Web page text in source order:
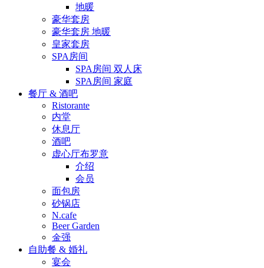
地暖
豪华套房
豪华套房 地暖
皇家套房
SPA房间
SPA房间 双人床
SPA房间 家庭
餐厅 & 酒吧
Ristorante
内堂
休息厅
酒吧
虚心厅布罗意
介绍
会员
面包房
砂锅店
N.cafe
Beer Garden
金强
自助餐 & 婚礼
宴会